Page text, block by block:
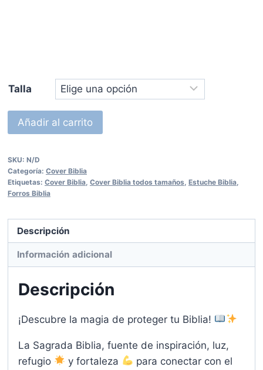
Talla
Forros
para
Print
cantidad
Añadir al carrito
SKU: N/D
Categoría: Cover Biblia
Etiquetas: Cover Biblia, Cover Biblia todos tamaños, Estuche Biblia,
Forros Biblia
Descripción
Información adicional
Descripción
¡Descubre la magia de proteger tu Biblia!
La Sagrada Biblia, fuente de inspiración, luz,
refugio
y fortaleza
para conectar con el